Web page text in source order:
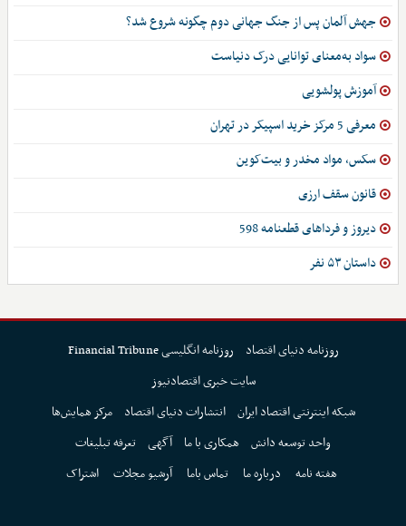
جهش آلمان پس از جنگ جهانی دوم چگونه شروع شد؟
سواد به‌معنای توانایی درک دنیاست
آموزش پولشویی
معرفی 5 مرکز خرید اسپیکر در تهران
سکس، مواد مخدر و بیت‌کوین
قانون سقف ارزی
دیروز و فرداهای قطعنامه 598
داستان ۵۳ نفر
روزنامه دنیای اقتصاد
روزنامه انگلیسی Financial Tribune
سایت خبری اقتصادنیوز
شبکه اینترنتی اقتصاد ایران انتشارات دنیای اقتصاد
مرکز همایش‌ها
واحد توسعه دانش همکاری با ما آگهی تعرفه تبلیغات
هفته نامه
درباره ما تماس باما آرشیو مجلات اشتراک